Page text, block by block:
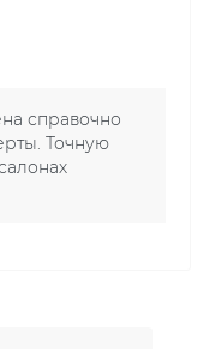
справочно
Точную